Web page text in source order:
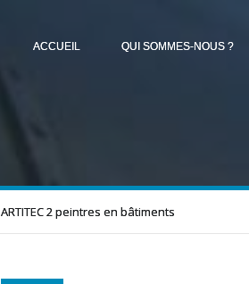
ACCUEIL QUI SOMMES-NOUS ?
ARTITEC 2 peintres en bâtiments